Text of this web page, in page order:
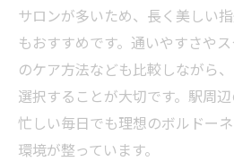
サロンが多いため、長く美しい
もおすすめです。通いやすさや
のケア方法なども比較しながら
選択することが大切です。駅周辺
忙しい毎日でも理想のボルドー
環境が整っています。